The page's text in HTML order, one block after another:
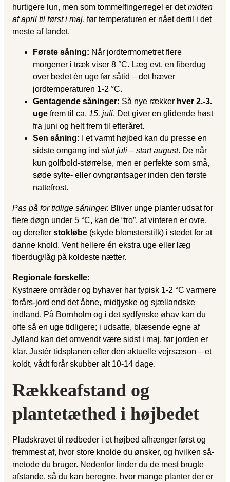
hurtigere lun, men som tommelfingerregel er detmidten
af april til først i maj, før temperaturen er nået dertil i det
meste af landet.
Første såning: Når jord­termometret flere
morgener i træk viser 8 °C. Læg evt. en fiberdug
over bedet én uge før såtid – det hæver
jordtemperaturen 1-2 °C.
Gentagende såninger: Så nye rækker hver 2.-3.
uge frem til ca. 15. juli. Det giver en glidende høst
fra juni og helt frem til efteråret.
Sen såning: I et varmt højbed kan du presse en
sidste omgang ind slut juli – start august. De når
kun golfbold-størrelse, men er perfekte som små,
søde sylte- eller ovngrøntsager inden den første
nattefrost.
Pas på for tidlige såninger. Bliver unge planter udsat for
flere døgn under 5 °C, kan de “tro”, at vinteren er ovre,
og derefter stokløbe (skyde blomsterstilk) i stedet for at
danne knold. Vent hellere én ekstra uge eller læg
fiberdug/låg på koldeste nætter.
Regionale forskelle:
Kystnære områder og byhaver har typisk 1-2 °C varmere
forårs-jord end det åbne, midtjyske og sjællandske
indland. På Bornholm og i det sydfynske øhav kan du
ofte så en uge tidligere; i udsatte, blæsende egne af
Jylland kan det omvendt være sidst i maj, før jorden er
klar. Justér tidsplanen efter den aktuelle vejr­sæson – et
koldt, vådt forår skubber alt 10-14 dage.
Rækkeafstand og
plantetæthed i højbedet
Pladskravet til rødbeder i et højbed afhænger først og
fremmest af, hvor store knolde du ønsker, og hvilken så-
metode du bruger. Nedenfor finder du de mest brugte
afstande, så du kan beregne, hvor mange planter der er